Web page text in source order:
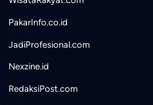
PakarInfo.co.id
JadiProfesional.com
Nexzine.id
RedaksiPost.com